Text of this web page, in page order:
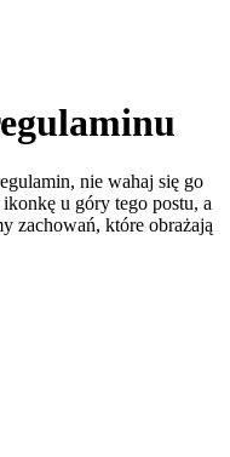
nie wahaj się go
u góry tego postu, a
zachowań, które obrażają